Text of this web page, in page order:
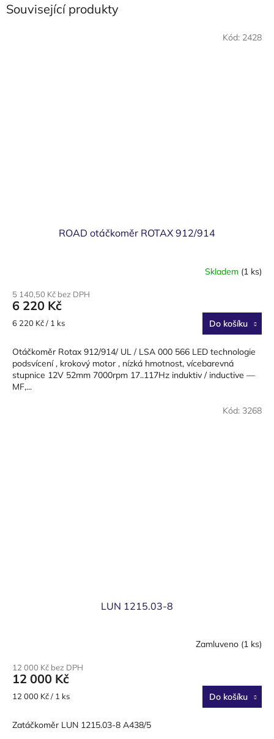
Související produkty
ROAD otáčkoměr ROTAX 912/914
produktu
je
5,0
hvězdiček.
Skladem (1 ks)
5 140,50 Kč bez DPH
6 220 Kč
Měrná
6 220 Kč / 1 ks Do košíku
Otáčkoměr Rotax 912/914/ UL / LSA 000 566 LED technologie
podsvícení , krokový motor , nízká hmotnost, vícebarevná
stupnice 12V 52mm 7000rpm 17..117Hz induktiv / inductive —
MF,...
Kód: 2428
LUN 1215.03-8
Zamluveno (1 ks)
12 000 Kč bez DPH
12 000 Kč
Měrná
12 000 Kč / 1 ks Do košíku
Zatáčkoměr LUN 1215.03-8 A438/5
Kód: 3268